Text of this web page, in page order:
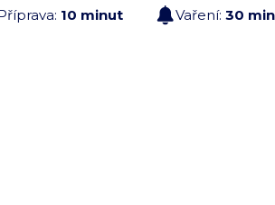
10 minut Vaření: 30